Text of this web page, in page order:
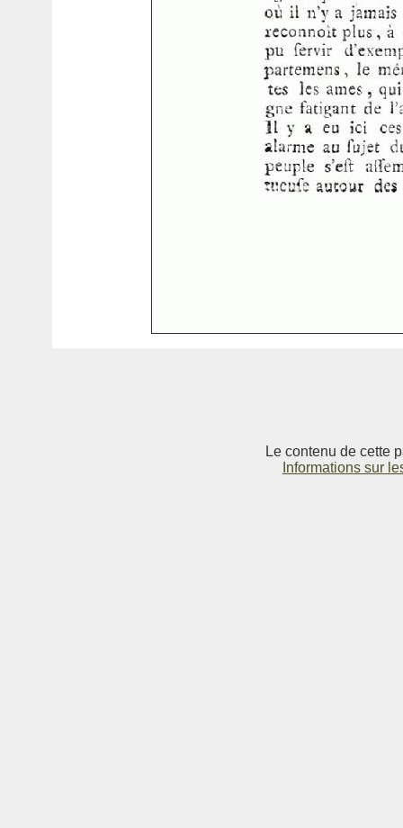
Le contenu de cette
Informations sur